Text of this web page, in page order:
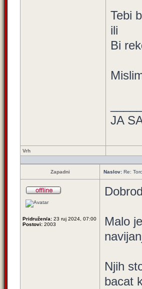
Tebi
ili
Bi
JA
Vrh
Zapadni Naslov: Re:
Pridružen/a: 23 ruj 2024, 07:00
Postovi: 2003
Malo
Njih
bacat